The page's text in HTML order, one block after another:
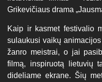
Grikevičiaus drama
Kaip ir kasmet festivalio
sulaukusi vaikų
žanro meistrai, o jai
filmą, inspiruotą lietuvių
dideliame ekrane. Šių